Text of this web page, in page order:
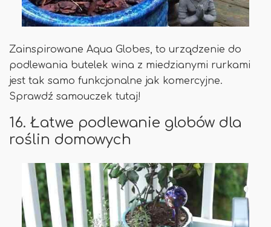
Zainspirowane Aqua Globes, to urządzenie do
podlewania butelek wina z miedzianymi rurkami
jest tak samo funkcjonalne jak komercyjne.
Sprawdź samouczek tutaj!
16. Łatwe podlewanie globów dla
roślin domowych